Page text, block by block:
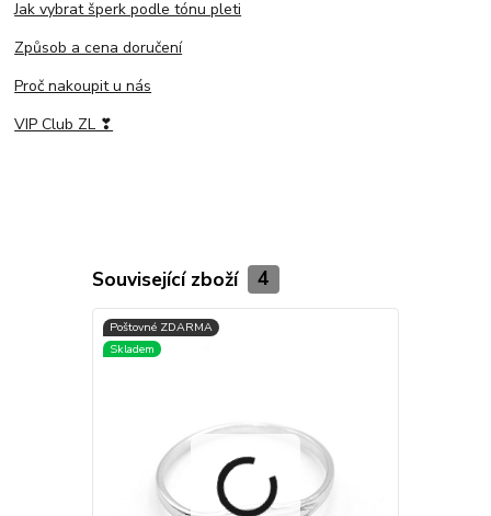
Jak vybrat šperk podle tónu pleti
Způsob a cena doručení
Proč nakoupit u nás
VIP Club ZL ❣
Související zboží 4